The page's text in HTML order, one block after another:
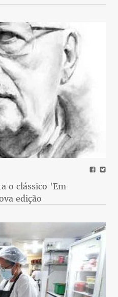
o clássico 'Em
edição